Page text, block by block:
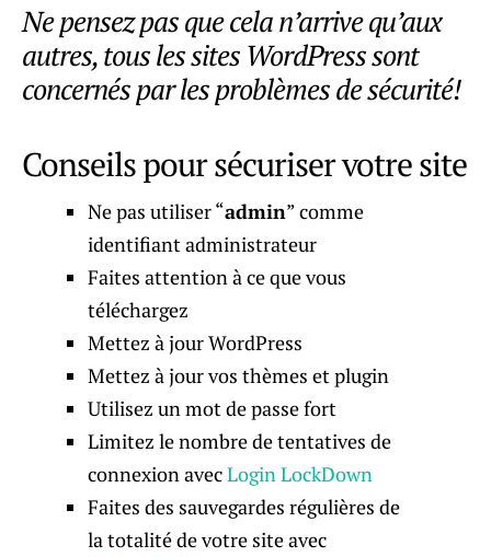
Ne pensez pas que cela n’arrive qu’aux
autres, tous les sites WordPress sont
concernés par les problèmes de sécurité!
Conseils pour sécuriser votre site
Ne pas utiliser “admin” comme
identifiant administrateur
Faites attention à ce que vous
téléchargez
Mettez à jour WordPress
Mettez à jour vos thèmes et plugin
Utilisez un mot de passe fort
Limitez le nombre de tentatives de
connexion avecLogin LockDown
Faites des sauvegardes régulières de
la totalité de votre site avec